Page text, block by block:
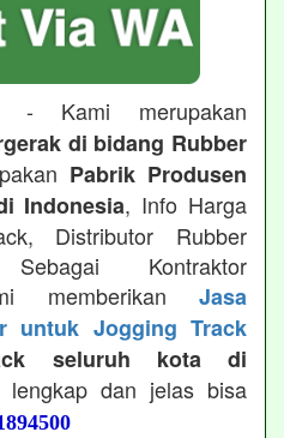
- Kami merupakan
di bidang Rubber
Pabrik Produsen
Indonesia, Info Harga
Distributor Rubber
Kontraktor
memberikan Jasa
untuk Jogging Track
seluruh kota di
dan jelas bisa